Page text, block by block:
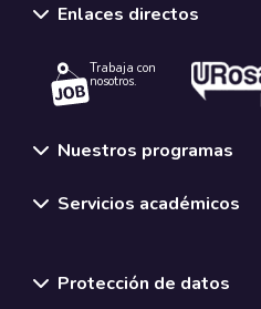
Enlaces directos
Trabaja con
nosotros.
Nuestros programas
Servicios académicos
Protección de datos